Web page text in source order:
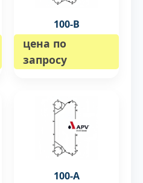
100-B
цена по
запросу
100-А